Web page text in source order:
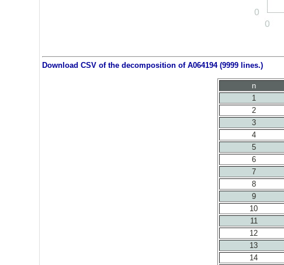
Download CSV of the decomposition of A064194 (9999 lines.)
n
1
2
3
4
5
6
7
8
9
10
11
12
13
14